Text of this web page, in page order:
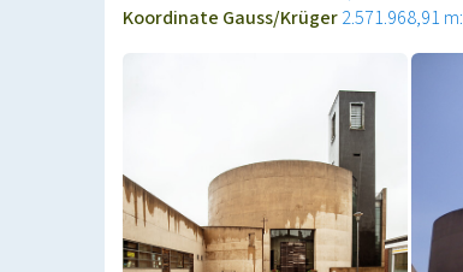
Koordinate Gauss/Krüger2.571.968,91